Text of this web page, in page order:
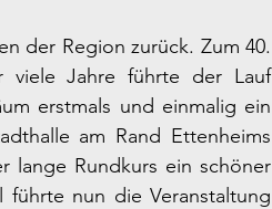
der Region zurück. Zum 40.
viele Jahre führte der Lauf
erstmals und einmalig ein
am Rand Ettenheims
lange Rundkurs ein schöner
nun die Veranstaltung